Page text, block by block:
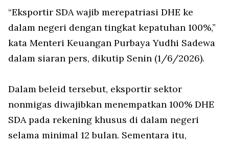
“Eksportir SDA wajib merepatriasi DHE ke
dalam negeri dengan tingkat kepatuhan 100%,”
kata Menteri Keuangan Purbaya Yudhi Sadewa
dalam siaran pers, dikutip Senin (1/6/2026).
Dalam beleid tersebut, eksportir sektor
nonmigas diwajibkan menempatkan 100% DHE
SDA pada rekening khusus di dalam negeri
selama minimal 12 bulan. Sementara itu,